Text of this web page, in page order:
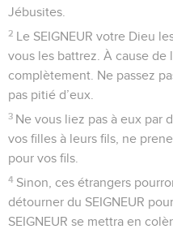
Jébusites.
2 Le SEIGNEUR votre Dieu
vous les battrez. À cause de
complètement. Ne passez
pas pitié d’eux.
3 Ne vous liez pas à eux par
vos filles à leurs fils, ne
pour vos fils.
4 Sinon, ces étrangers
détourner du SEIGNEUR
SEIGNEUR se mettra en